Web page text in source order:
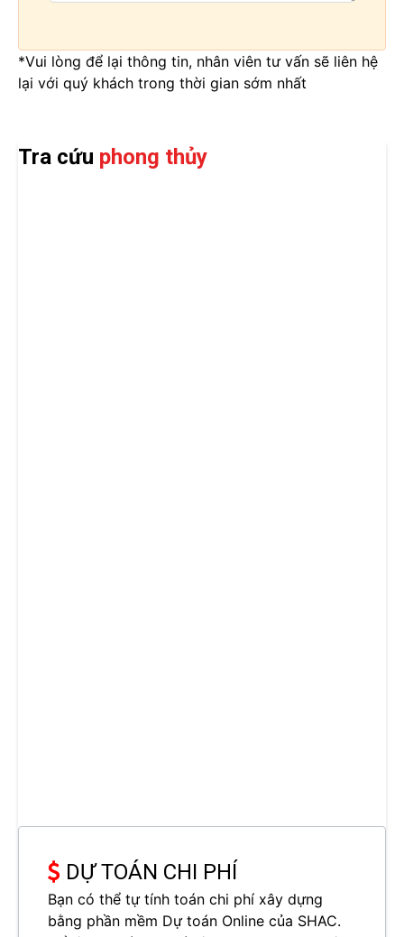
*Vui lòng để lại thông tin, nhân viên tư vấn sẽ liên hệ
lại với quý khách trong thời gian sớm nhất
Tra cứu phong thủy
DỰ TOÁN CHI PHÍ
Bạn có thể tự tính toán chi phí xây dựng
bằng phần mềm Dự toán Online của SHAC.